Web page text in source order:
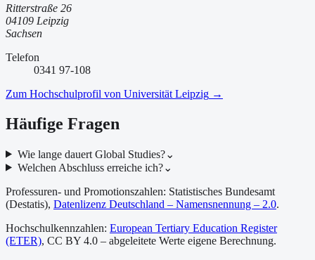
Ritterstraße 26
04109 Leipzig
Sachsen
Telefon
0341 97-108
Zum Hochschulprofil von Universität Leipzig →
Häufige Fragen
Wie lange dauert Global Studies?⌄
Welchen Abschluss erreiche ich?⌄
Professuren- und Promotionszahlen: Statistisches Bundesamt
(Destatis), Datenlizenz Deutschland – Namensnennung – 2.0.
Hochschulkennzahlen: European Tertiary Education Register
(ETER), CC BY 4.0 – abgeleitete Werte eigene Berechnung.